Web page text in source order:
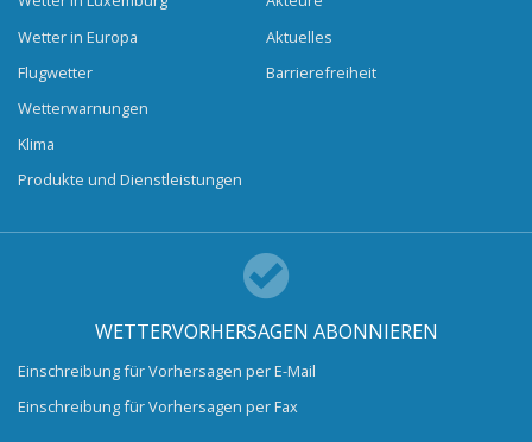
Wetter in Europa
Flugwetter
Wetterwarnungen
Klima
Produkte und Dienstleistungen
Aktuelles
Barrierefreiheit
WETTERVORHERSAGEN ABONNIEREN
Einschreibung für Vorhersagen per E-Mail
Einschreibung für Vorhersagen per Fax